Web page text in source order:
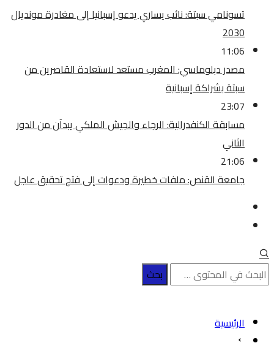
تسونامي سبتة: نائب يساري يدعو إسبانيا إلى مغادرة مونديال
2030
11:06
مصدر دبلوماسي: المغرب مستعد لاستعادة القاصرين من
سبتة بشراكة إسبانية
23:07
مسابقة الكنفدرالية: الرجاء والجيش الملكي يبدآن من الدور
الثاني
21:06
جامعة القنص: ملفات خطيرة ودعوات إلى فتح تحقيق عاجل
الرئيسية